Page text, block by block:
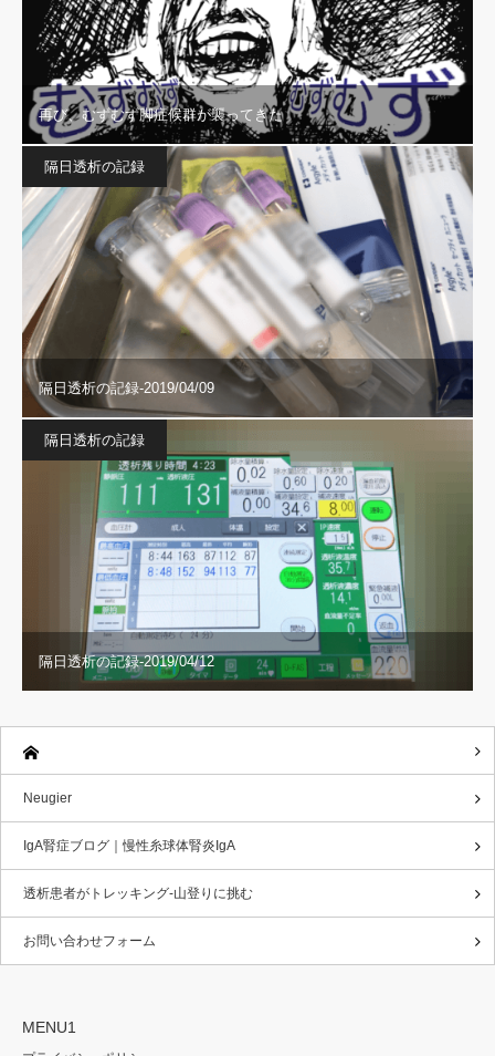
再び、むずむず脚症候群が襲ってきた
隔日透析の記録
隔日透析の記録-2019/04/09
隔日透析の記録
隔日透析の記録-2019/04/12
Neugier
IgA腎症ブログ｜慢性糸球体腎炎IgA
透析患者がトレッキング-山登りに挑む
お問い合わせフォーム
MENU1